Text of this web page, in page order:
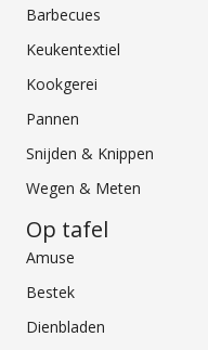
Barbecues
Keukentextiel
Kookgerei
Pannen
Snijden & Knippen
Wegen & Meten
Op tafel
Amuse
Bestek
Dienbladen